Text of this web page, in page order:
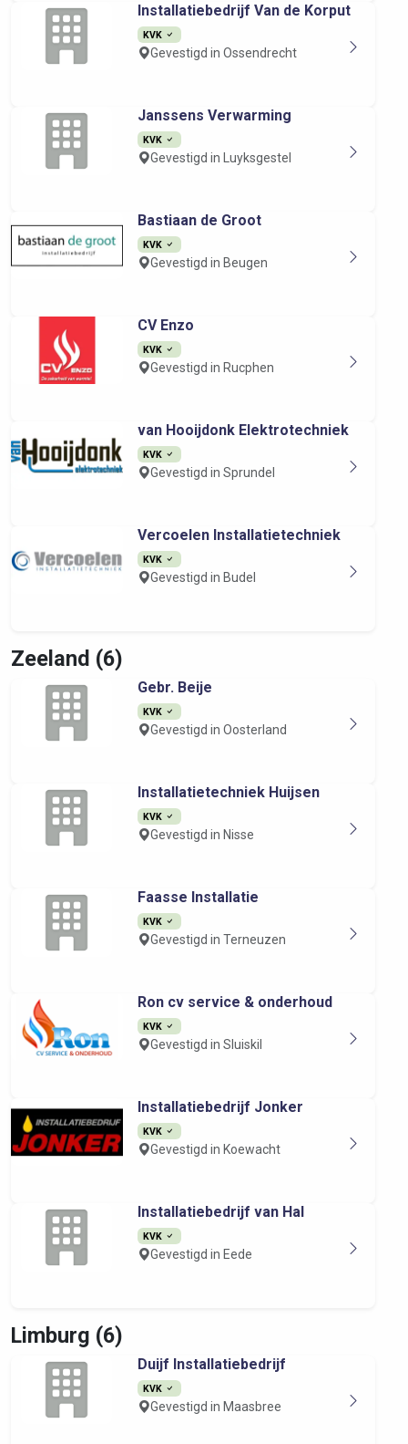
Installatiebedrijf Van de Korput
KVK
Gevestigd in Ossendrecht
Janssens Verwarming
KVK
Gevestigd in Luyksgestel
Bastiaan de Groot
KVK
Gevestigd in Beugen
CV Enzo
KVK
Gevestigd in Rucphen
van Hooijdonk Elektrotechniek
KVK
Gevestigd in Sprundel
Vercoelen Installatietechniek
KVK
Gevestigd in Budel
Zeeland (6)
Gebr. Beije
KVK
Gevestigd in Oosterland
Installatietechniek Huijsen
KVK
Gevestigd in Nisse
Faasse Installatie
KVK
Gevestigd in Terneuzen
Ron cv service & onderhoud
KVK
Gevestigd in Sluiskil
Installatiebedrijf Jonker
KVK
Gevestigd in Koewacht
Installatiebedrijf van Hal
KVK
Gevestigd in Eede
Limburg (6)
Duijf Installatiebedrijf
KVK
Gevestigd in Maasbree